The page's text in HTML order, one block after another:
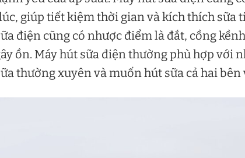
giúp tiết kiệm thời gian và kích thích sữa
điện cũng có nhược điểm là đắt, cồng
ồn. Máy hút sữa điện thường phù hợp với
thường xuyên và muốn hút sữa cả hai bên